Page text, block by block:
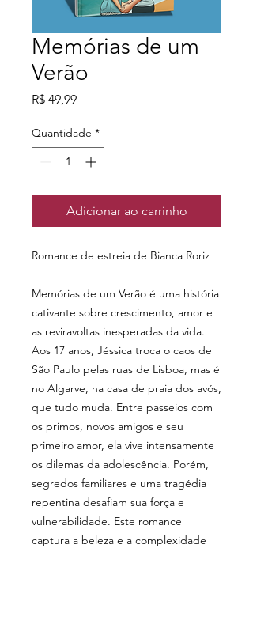
Memórias de um
Verão
R$ 49,99Preço
Quantidade *
Adicionar ao carrinho
Romance de estreia de Bianca Roriz
Memórias de um Verão é uma história
cativante sobre crescimento, amor e
as reviravoltas inesperadas da vida.
Aos 17 anos, Jéssica troca o caos de
São Paulo pelas ruas de Lisboa, mas é
no Algarve, na casa de praia dos avós,
que tudo muda. Entre passeios com
os primos, novos amigos e seu
primeiro amor, ela vive intensamente
os dilemas da adolescência. Porém,
segredos familiares e uma tragédia
repentina desafiam sua força e
vulnerabilidade. Este romance
captura a beleza e a complexidade